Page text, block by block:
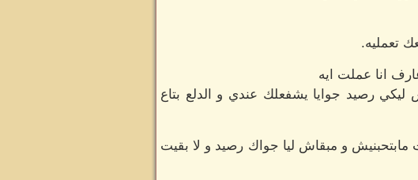
تعمليه.
انا عملت ايه
رصيد جوايا يشفعلك عندي و الدلع بتاع
مابتحبنيش و مبقاش ليا جواك رصيد و لا بقيت